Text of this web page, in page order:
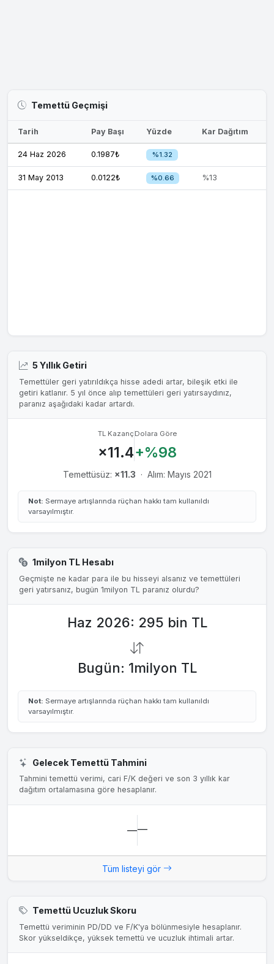
Temettü Geçmişi
Tarih Pay Başı Yüzde Kar Dağıtım
24 Haz 2026 0.1987₺ %1.32
31 May 2013 0.0122₺ %0.66 %13
5 Yıllık Getiri
Temettüler geri yatırıldıkça hisse adedi artar, bileşik etki ile
getiri katlanır. 5 yıl önce alıp temettüleri geri yatırsaydınız,
paranız aşağıdaki kadar artardı.
TL Kazanç
×11.4
Dolara Göre
+%98
Temettüsüz: ×11.3 · Alım: Mayıs 2021
Not: Sermaye artışlarında rüçhan hakkı tam kullanıldı
varsayılmıştır.
1milyon TL Hesabı
Geçmişte ne kadar para ile bu hisseyi alsanız ve temettüleri
geri yatırsanız, bugün 1milyon TL paranız olurdu?
Haz 2026: 295 bin TL
Bugün: 1milyon TL
Not: Sermaye artışlarında rüçhan hakkı tam kullanıldı
varsayılmıştır.
Gelecek Temettü Tahmini
Tahmini temettü verimi, cari F/K değeri ve son 3 yıllık kar
dağıtım ortalamasına göre hesaplanır.
——
Tüm listeyi gör
Temettü Ucuzluk Skoru
Temettü veriminin PD/DD ve F/K'ya bölünmesiyle hesaplanır.
Skor yükseldikçe, yüksek temettü ve ucuzluk ihtimali artar.